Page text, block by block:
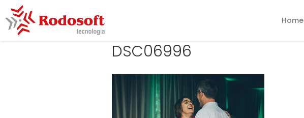
Home
DSC06996